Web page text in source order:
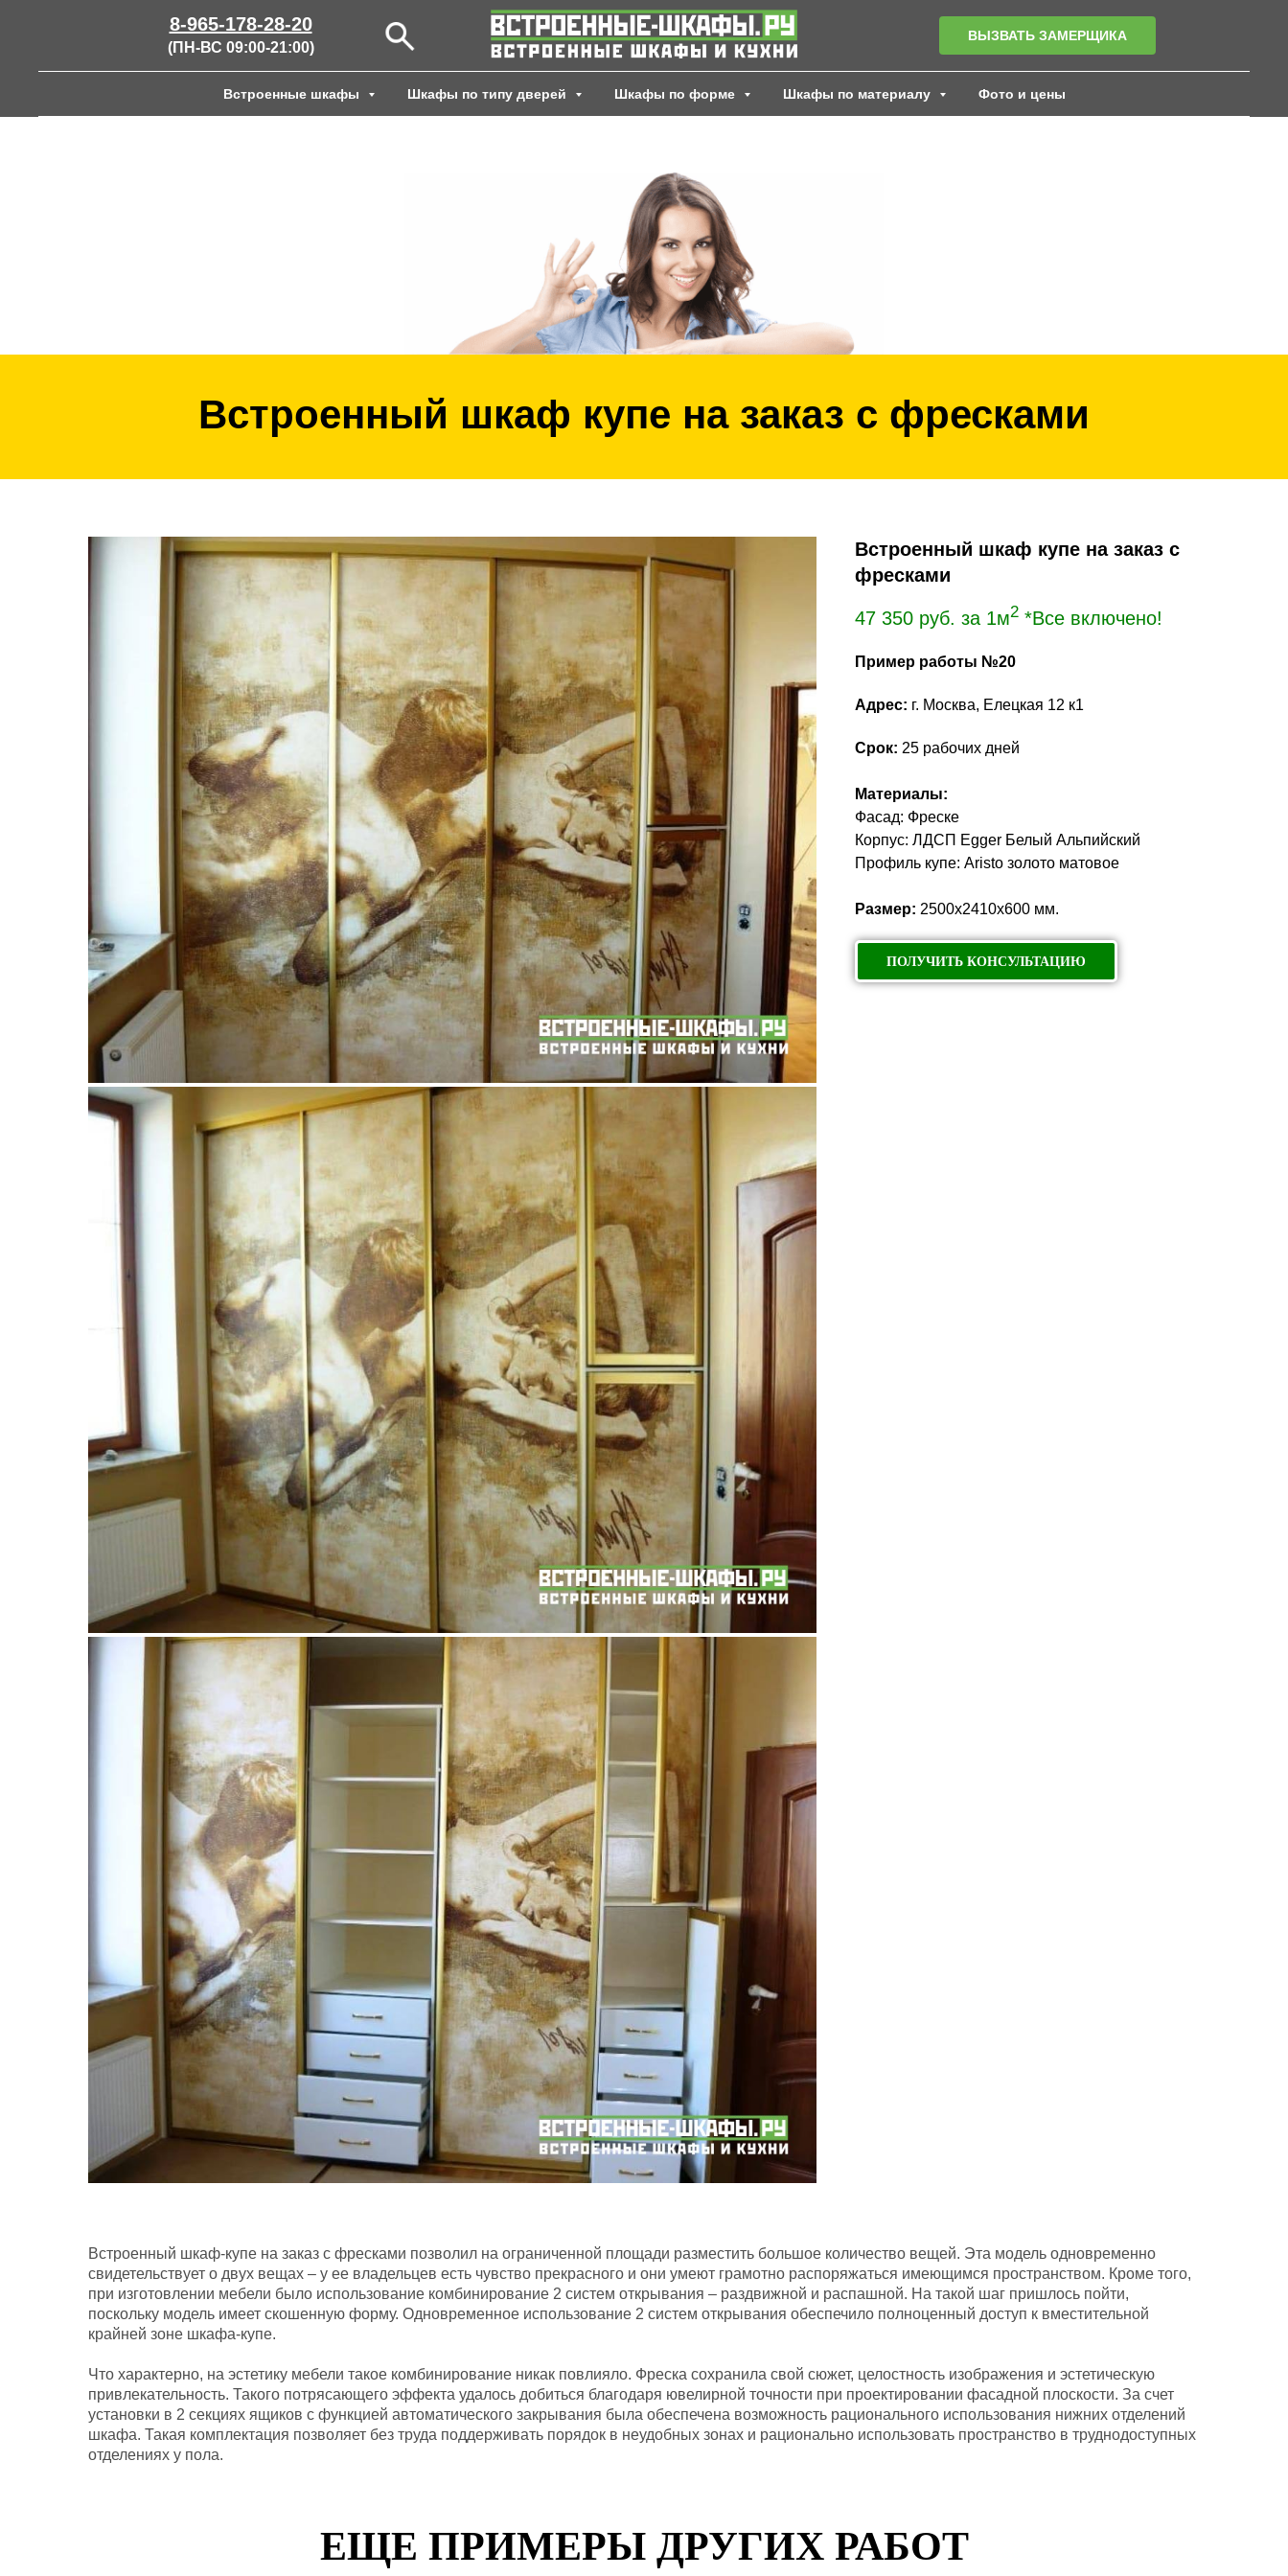
8-965-178-28-20
(ПН-ВС 09:00-21:00)
ВЫЗВАТЬ ЗАМЕРЩИКА
Встроенные шкафы Шкафы по типу дверей Шкафы по форме Шкафы по материалу Фото и цены
Встроенный шкаф купе на заказ с фресками
Встроенный шкаф купе на заказ с
фресками
47 350 руб. за 1м2 *Все включено!
Пример работы №20
Адрес: г. Москва, Елецкая 12 к1
Срок: 25 рабочих дней
Материалы:
Фасад: Фреске
Корпус: ЛДСП Egger Белый Альпийский
Профиль купе: Aristo золото матовое
Размер: 2500х2410х600 мм.
ПОЛУЧИТЬ КОНСУЛЬТАЦИЮ
Встроенный шкаф-купе на заказ с фресками позволил на ограниченной площади разместить большое количество вещей. Эта модель одновременно
свидетельствует о двух вещах – у ее владельцев есть чувство прекрасного и они умеют грамотно распоряжаться имеющимся пространством. Кроме того,
при изготовлении мебели было использование комбинирование 2 систем открывания – раздвижной и распашной. На такой шаг пришлось пойти,
поскольку модель имеет скошенную форму. Одновременное использование 2 систем открывания обеспечило полноценный доступ к вместительной
крайней зоне шкафа-купе.
Что характерно, на эстетику мебели такое комбинирование никак повлияло. Фреска сохранила свой сюжет, целостность изображения и эстетическую
привлекательность. Такого потрясающего эффекта удалось добиться благодаря ювелирной точности при проектировании фасадной плоскости. За счет
установки в 2 секциях ящиков с функцией автоматического закрывания была обеспечена возможность рационального использования нижних отделений
шкафа. Такая комплектация позволяет без труда поддерживать порядок в неудобных зонах и рационально использовать пространство в труднодоступных
отделениях у пола.
ЕЩЕ ПРИМЕРЫ ДРУГИХ РАБОТ